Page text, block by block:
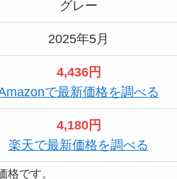
グレー
2025年5月
4,436円
で最新価格を調べる
4,180円
楽天で最新価格を調べる
です。